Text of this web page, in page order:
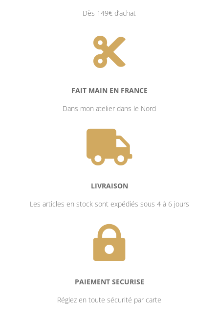
Dès 149€ d’achat

FAIT MAIN EN FRANCE
Dans mon atelier dans le Nord

LIVRAISON
Les articles en stock sont expédiés sous 4 à 6 jours

PAIEMENT SECURISE
Réglez en toute sécurité par carte